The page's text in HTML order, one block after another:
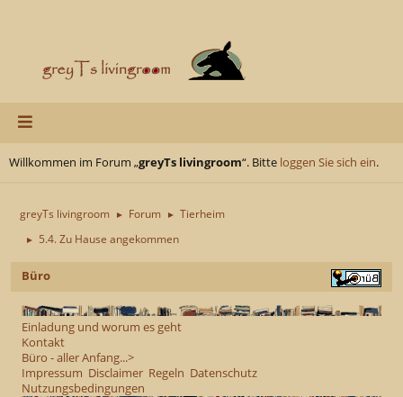
Willkommen im Forum „greyTs livingroom“. Bitte loggen Sie sich ein.
greyTs livingroom ► Forum ► Tierheim
► 5.4. Zu Hause angekommen
Büro
Einladung und worum es geht
Kontakt
Büro - aller Anfang...>
Impressum Disclaimer Regeln Datenschutz
Nutzungsbedingungen